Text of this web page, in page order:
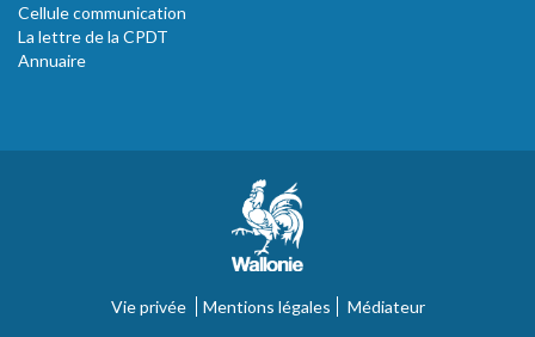
Cellule communication
La lettre de la CPDT
Annuaire
Vie privée Mentions légales Médiateur